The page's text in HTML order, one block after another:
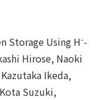
Storage Using H⁻-
Hirose, Naoki
Ikeda,
Suzuki,